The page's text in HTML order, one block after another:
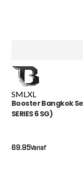
SMLXL
Booster Bangkok
SERIES 6 SG)
Vanaf
69.95